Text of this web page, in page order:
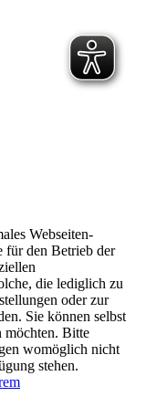
Webseiten-
für den Betrieb der
die lediglich zu
oder zur
Sie können selbst
möchten. Bitte
womöglich nicht
stehen.